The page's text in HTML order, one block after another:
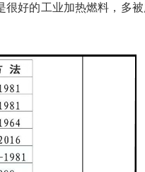
好的工业加热燃料，多